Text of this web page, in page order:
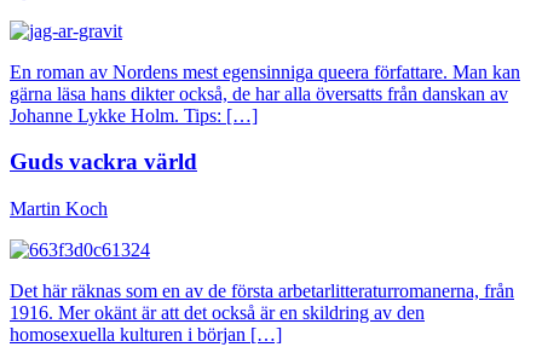
En roman av Nordens mest egensinniga queera författare. Man kan
gärna läsa hans dikter också, de har alla översatts från danskan av
Johanne Lykke Holm. Tips: […]
Guds vackra värld
Martin Koch
Det här räknas som en av de första arbetarlitteraturromanerna, från
1916. Mer okänt är att det också är en skildring av den
homosexuella kulturen i början […]